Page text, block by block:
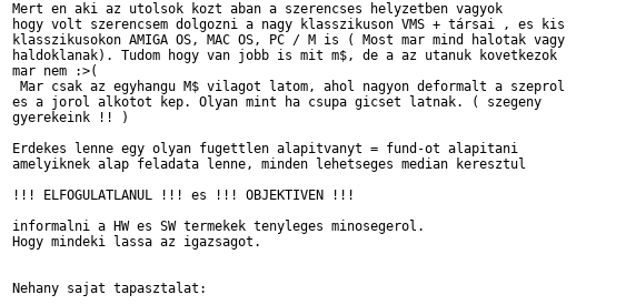
Mert en aki az utolsok kozt aban a szerencses helyzetben vagyok
hogy volt szerencsem dolgozni a nagy klasszikuson VMS + társai , es kis
klasszikusokon AMIGA OS, MAC OS, PC / M is ( Most mar mind halotak vagy
haldoklanak). Tudom hogy van jobb is mit m$, de a az utanuk kovetkezok
mar nem :>(
Mar csak az egyhangu M$ vilagot latom, ahol nagyon deformalt a szeprol
es a jorol alkotot kep. Olyan mint ha csupa gicset latnak. ( szegeny
gyerekeink !! )
Erdekes lenne egy olyan fugettlen alapitvanyt = fund-ot alapitani
amelyiknek alap feladata lenne, minden lehetseges median keresztul
!!! ELFOGULATLANUL !!! es !!! OBJEKTIVEN !!!
informalni a HW es SW termekek tenyleges minosegerol.
Hogy mindeki lassa az igazsagot.
Nehany sajat tapasztalat: